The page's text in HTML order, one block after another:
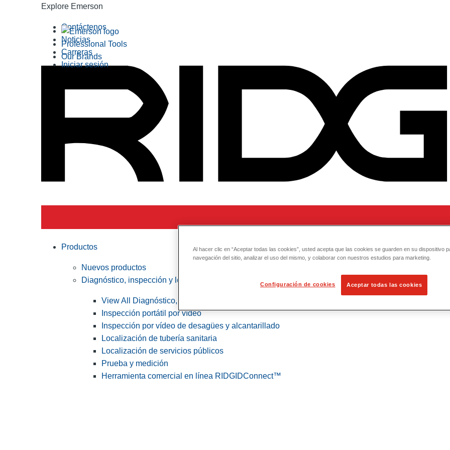
Explore Emerson
Professional Tools
Our Brands
Contáctenos
Noticias
Carreras
Iniciar sesión
Productos
Nuevos productos
Diagnóstico, inspección y localización
View All Diagnóstico, inspección y localización
Inspección portátil por vídeo
Inspección por vídeo de desagües y alcantarillado
Localización de tubería sanitaria
Localización de servicios públicos
Prueba y medición
Herramienta comercial en línea RIDGIDConnect™
Al hacer clic en “Aceptar todas las cookies”, usted acepta que las cookies se guarden en su dispositivo
navegación del sitio, analizar el uso del mismo, y colaborar con nuestros estudios para marketing.
Configuración de cookies Aceptar todas las cookies